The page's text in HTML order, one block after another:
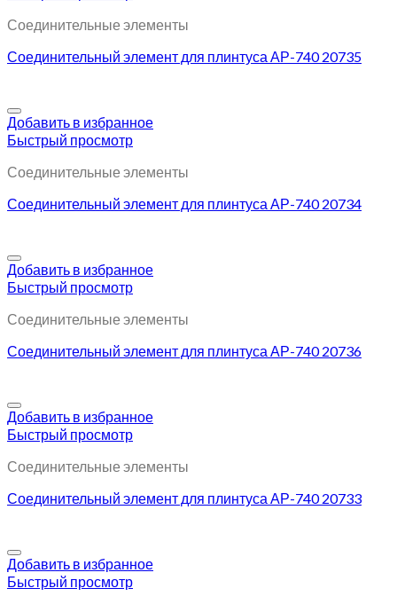
Соединительные элементы
Соединительный элемент для плинтуса АР-740 20735
Добавить в избранное
Быстрый просмотр
Соединительные элементы
Соединительный элемент для плинтуса АР-740 20734
Добавить в избранное
Быстрый просмотр
Соединительные элементы
Соединительный элемент для плинтуса АР-740 20736
Добавить в избранное
Быстрый просмотр
Соединительные элементы
Соединительный элемент для плинтуса АР-740 20733
Добавить в избранное
Быстрый просмотр